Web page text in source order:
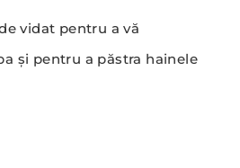
vidat pentru a vă
și pentru a păstra hainele